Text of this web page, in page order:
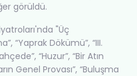
görüldü.
"Üç
“Yaprak Dökümü”, “III.
“Huzur”, “Bir Atın
Genel Provası”, “Buluşma